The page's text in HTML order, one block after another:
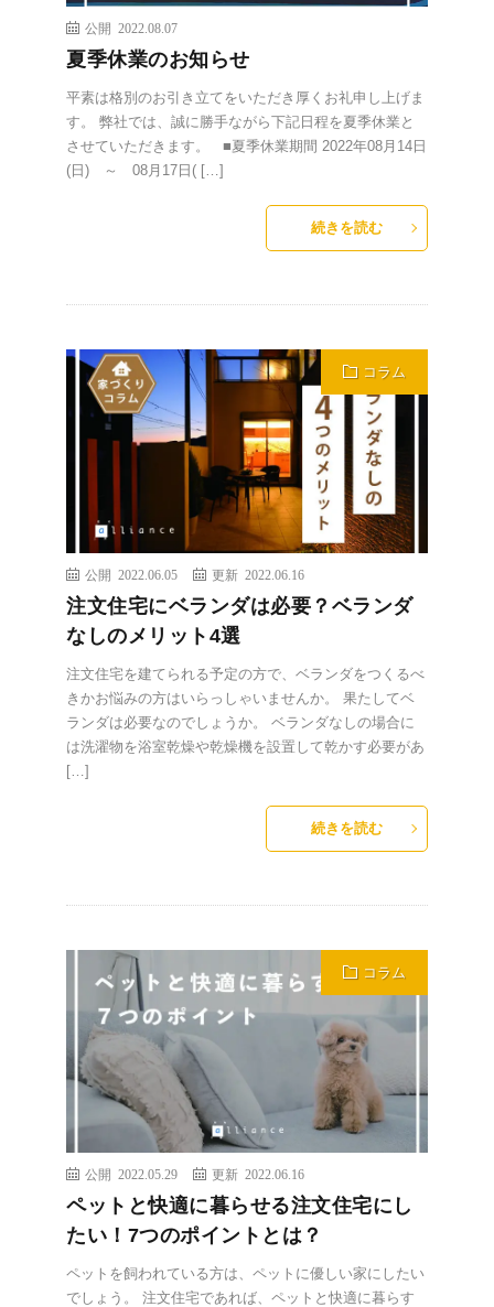
公開 2022.08.07
夏季休業のお知らせ
平素は格別のお引き立てをいただき厚くお礼申し上げま
す。 弊社では、誠に勝手ながら下記日程を夏季休業と
させていただきます。 ■夏季休業期間 2022年08月14日
(日) ～ 08月17日( […]
続きを読む
コラム
公開 2022.06.05 更新 2022.06.16
注文住宅にベランダは必要？ベランダ
なしのメリット4選
注文住宅を建てられる予定の方で、ベランダをつくるべ
きかお悩みの方はいらっしゃいませんか。 果たしてベ
ランダは必要なのでしょうか。 ベランダなしの場合に
は洗濯物を浴室乾燥や乾燥機を設置して乾かす必要があ
[…]
続きを読む
コラム
公開 2022.05.29 更新 2022.06.16
ペットと快適に暮らせる注文住宅にし
たい！7つのポイントとは？
ペットを飼われている方は、ペットに優しい家にしたい
でしょう。 注文住宅であれば、ペットと快適に暮らす